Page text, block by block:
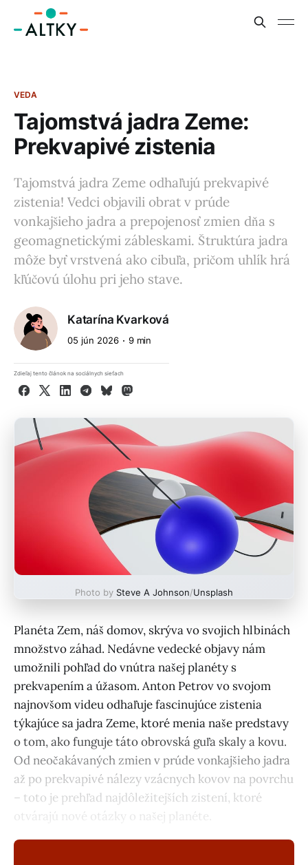
VEDA
Tajomstvá jadra Zeme:
Prekvapivé zistenia
Tajomstvá jadra Zeme odhaľujú prekvapivé
zistenia! Vedci objavili obrat v prúde
vonkajšieho jadra a prepojenosť zmien dňa s
geomagnetickými zábleskami. Štruktúra jadra
môže byť vrstvená ako cibuľa, pričom uhlík hrá
kľúčovú úlohu pri jeho stave.
Katarína Kvarková
05 jún 2026 9 min
Zdieľaj tento článok na sociálnych sieťach
Facebook
X LinkedInTelegram
BlueskyMastodon
Photo by Steve A Johnson/Unsplash
Planéta Zem, náš domov, skrýva vo svojich hlbinách
množstvo záhad. Nedávne vedecké objavy nám
umožnili pohľad do vnútra našej planéty s
prekvapením a úžasom. Anton Petrov vo svojom
najnovšom videu odhaľuje fascinujúce zistenia
týkajúce sa jadra Zeme, ktoré menia naše predstavy
o tom, ako funguje táto obrovská guľa skaly a kovu.
Od neočakávaných zmien v prúde vonkajšieho jadra
až po prekvapivé nálezy vzácnych kovov na povrchu
– toto je prehľad najdôležitejších zistení, ktoré
otvárajú nové otázky o našej planéte.